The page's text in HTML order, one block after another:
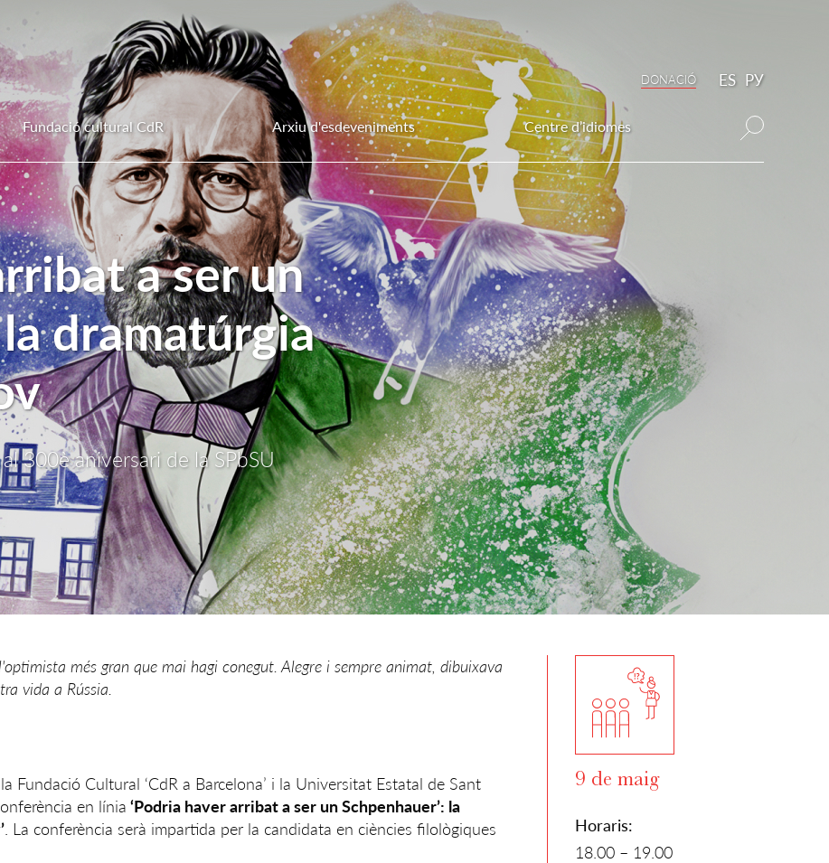
DONAСIÓ ES РУ
Fundació cultural CdR Arxiu d'esdeveniments Centre d’idiomes
a ser un
dramatúrgia
300è aniversari de la SPbSU
més gran que mai hagi conegut. Alegre i sempre animat, dibuixava
vida a Rússia.
la Fundació Cultural ‘CdR a Barcelona’ i la Universitat Estatal de Sant
en línia ‘Podria haver arribat a ser un Schpenhauer’: la
. La conferència serà impartida per la candidata en ciències filològiques
9 de maig
Horaris:
18.00 – 19.00